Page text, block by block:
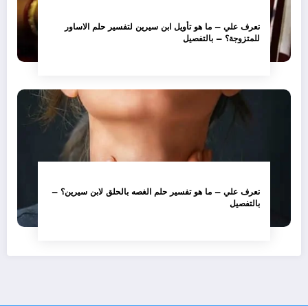
تعرف علي – ما هو تأويل ابن سيرين لتفسير حلم الاساور
للمتزوجة؟ – بالتفصيل
تعرف علي – ما هو تفسير حلم الغصه بالحلق لابن سيرين؟ –
بالتفصيل